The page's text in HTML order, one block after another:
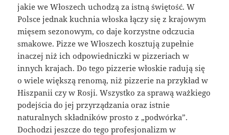
jakie we Włoszech uchodzą za istną świętość. W
Polsce jednak kuchnia włoska łączy się z krajowym
mięsem sezonowym, co daje korzystne odczucia
smakowe. Pizze we Włoszech kosztują zupełnie
inaczej niż ich odpowiedniczki w pizzeriach w
innych krajach. Do tego pizzerie włoskie radują się
o wiele większą renomą, niż pizzerie na przykład w
Hiszpanii czy w Rosji. Wszystko za sprawą ważkiego
podejścia do jej przyrządzania oraz istnie
naturalnych składników prosto z „podwórka”.
Dochodzi jeszcze do tego profesjonalizm w